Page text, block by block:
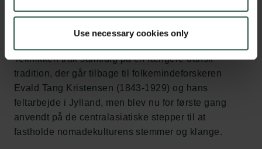
Use necessary cookies only
metode, han havde forfinet siden sine rejser med
Teknikken trak samtidig på en længere dansk
tradition, der går tilbage til folkemindeforskeren
Evald Tang Kristensen (1843-1929) og hans
feltarbejde i Jylland, men blev nu for første gang
anvendt på de centralasiatiske stepper til at
fastholde nomadekulturens stemmer og klange.